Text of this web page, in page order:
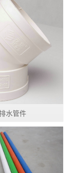
水管件